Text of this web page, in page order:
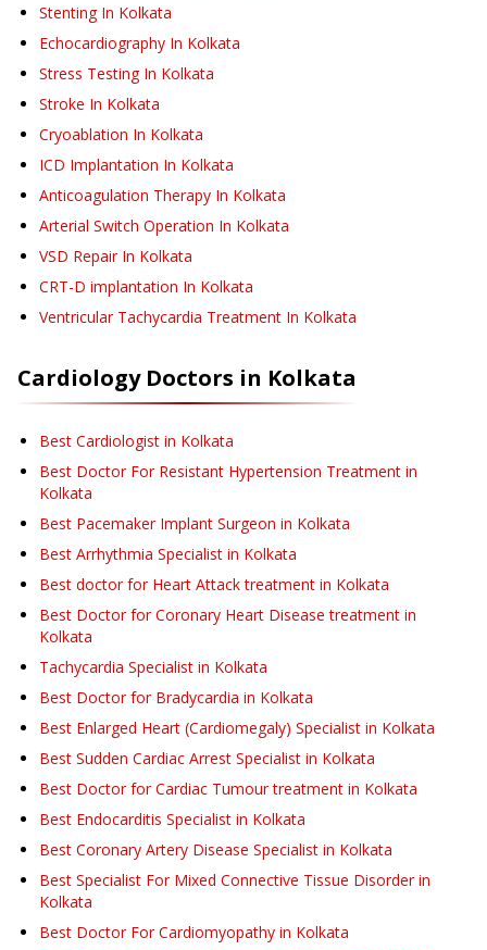
Stenting In Kolkata
Echocardiography In Kolkata
Stress Testing In Kolkata
Stroke In Kolkata
Cryoablation In Kolkata
ICD Implantation In Kolkata
Anticoagulation Therapy In Kolkata
Arterial Switch Operation In Kolkata
VSD Repair In Kolkata
CRT-D implantation In Kolkata
Ventricular Tachycardia Treatment In Kolkata
CardiologyDoctors in Kolkata
Best Cardiologist in Kolkata
Best Doctor For Resistant Hypertension Treatment in
Kolkata
Best Pacemaker Implant Surgeon in Kolkata
Best Arrhythmia Specialist in Kolkata
Best doctor for Heart Attack treatment in Kolkata
Best Doctor for Coronary Heart Disease treatment in
Kolkata
Tachycardia Specialist in Kolkata
Best Doctor for Bradycardia in Kolkata
Best Enlarged Heart (Cardiomegaly) Specialist in Kolkata
Best Sudden Cardiac Arrest Specialist in Kolkata
Best Doctor for Cardiac Tumour treatment in Kolkata
Best Endocarditis Specialist in Kolkata
Best Coronary Artery Disease Specialist in Kolkata
Best Specialist For Mixed Connective Tissue Disorder in
Kolkata
Best Doctor For Cardiomyopathy in Kolkata